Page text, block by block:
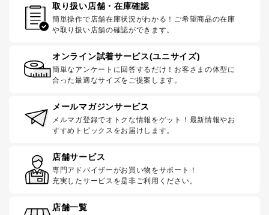
取り扱い店舗・在庫確認
簡単操作で店舗在庫状況がわかる！ご希望商品の在庫
や取り扱い店舗の確認ができます。
オンライン試着サービス(ユニサイズ)
簡単なアンケートに回答するだけ！お客さまの体型に
合った最適なサイズをご提案します。
メールマガジンサービス
メルマガ登録でオトクな情報をゲット！最新情報やお
すすめトピックスをお届けします。
店舗サービス
専門アドバイザーがお買い物をサポート！
充実したサービスを是非ご利用ください。
店舗一覧